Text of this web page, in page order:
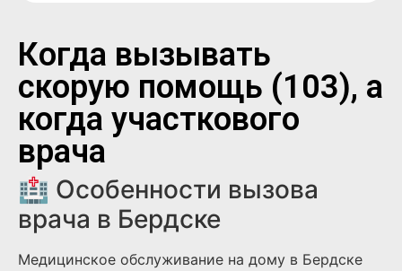
Когда вызывать
скорую помощь (103), а
когда участкового
врача
🏥 Особенности вызова
врача в Бердске
Медицинское обслуживание на дому в Бердске